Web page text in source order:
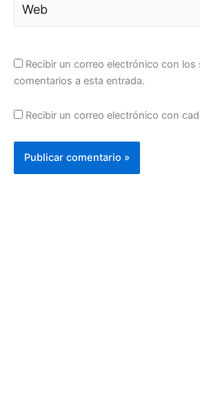
Recibir un correo electrónico con los
comentarios a esta entrada.
Recibir un correo electrónico con